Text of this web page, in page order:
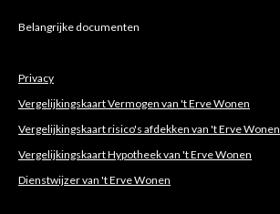
Belangrijke documenten
Privacy
Vergelijkingskaart Vermogen van 't Erve Wonen
Vergelijkingskaart risico's afdekken van 't Erve Wonen
Vergelijkingskaart Hypotheek van 't Erve Wonen
Dienstwijzer van 't Erve Wonen